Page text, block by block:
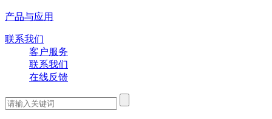
产品与应用
联系我们
客户服务
联系我们
在线反馈